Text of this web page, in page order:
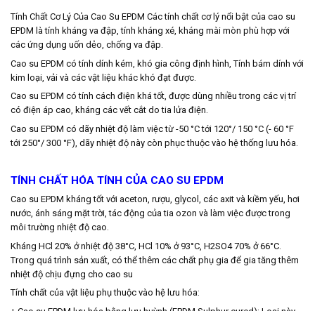
Tính Chất Cơ Lý Của Cao Su EPDM Các tính chất cơ lý nổi bật của cao su
EPDM là tính kháng va đập, tính kháng xé, kháng mài mòn phù hợp với
các ứng dụng uốn dẻo, chống va đập.
Cao su EPDM có tính dính kém, khó gia công định hình, Tính bám dính với
kim loại, vải và các vật liệu khác khó đạt được.
Cao su EPDM có tính cách điện khá tốt, được dùng nhiều trong các vị trí
có điện áp cao, kháng các vết cắt do tia lửa điện.
Cao su EPDM có dãy nhiệt độ làm việc từ -50 °C tới 120°/ 150 °C (- 60 °F
tới 250°/ 300 °F), dãy nhiệt độ này còn phục thuộc vào hệ thống lưu hóa.
TÍNH CHẤT HÓA TÍNH CỦA CAO SU EPDM
Cao su EPDM kháng tốt với aceton, rượu, glycol, các axit và kiềm yếu, hơi
nước, ánh sáng mặt trời, tác động của tia ozon và làm việc được trong
môi trường nhiệt độ cao.
Kháng HCl 20% ở nhiệt độ 38°C, HCl 10% ở 93°C, H2SO4 70% ở 66°C.
Trong quá trình sản xuất, có thể thêm các chất phụ gia để gia tăng thêm
nhiệt độ chịu đựng cho cao su
Tính chất của vật liệu phụ thuộc vào hệ lưu hóa: